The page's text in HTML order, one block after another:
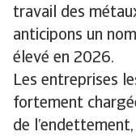
travail des
anticipons un
élevé en 2026.
Les entreprises
fortement
de